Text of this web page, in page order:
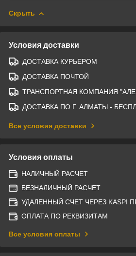
Скрыть
Условия доставки
ДОСТАВКА КУРЬЕРОМ
ДОСТАВКА ПОЧТОЙ
ТРАНСПОРТНАЯ КОМПАНИЯ
ДОСТАВКА ПО Г. АЛМАТЫ -
Все условия доставки
Условия оплаты
НАЛИЧНЫЙ РАСЧЕТ
БЕЗНАЛИЧНЫЙ РАСЧЕТ
УДАЛЕННЫЙ СЧЕТ ЧЕРЕЗ KASPI
ОПЛАТА ПО РЕКВИЗИТАМ
Все условия оплаты